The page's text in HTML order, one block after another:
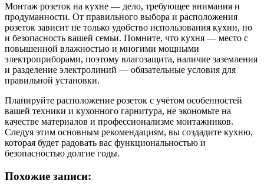
Монтаж розеток на кухне — дело, требующее внимания и
продуманности. От правильного выбора и расположения
розеток зависит не только удобство использования кухни, но
и безопасность вашей семьи. Помните, что кухня — место с
повышенной влажностью и многими мощными
электроприборами, поэтому влагозащита, наличие заземления
и разделение электролиний — обязательные условия для
правильной установки.
Планируйте расположение розеток с учётом особенностей
вашей техники и кухонного гарнитура, не экономьте на
качестве материалов и профессионализме монтажников.
Следуя этим основным рекомендациям, вы создадите кухню,
которая будет радовать вас функциональностью и
безопасностью долгие годы.
Похожие записи: